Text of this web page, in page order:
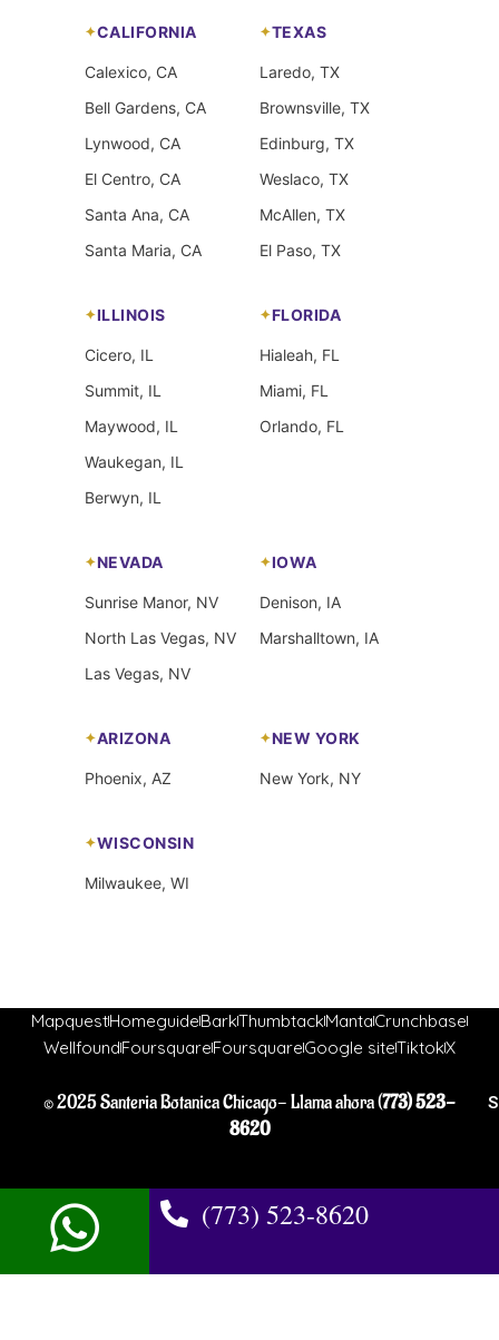
CALIFORNIA
Calexico, CA
Bell Gardens, CA
Lynwood, CA
El Centro, CA
Santa Ana, CA
Santa Maria, CA
TEXAS
Laredo, TX
Brownsville, TX
Edinburg, TX
Weslaco, TX
McAllen, TX
El Paso, TX
ILLINOIS
Cicero, IL
Summit, IL
Maywood, IL
Waukegan, IL
Berwyn, IL
FLORIDA
Hialeah, FL
Miami, FL
Orlando, FL
NEVADA
Sunrise Manor, NV
North Las Vegas, NV
Las Vegas, NV
IOWA
Denison, IA
Marshalltown, IA
ARIZONA
Phoenix, AZ
NEW YORK
New York, NY
WISCONSIN
Milwaukee, WI
MapquestHomeguideBarkThumbtackMantaCrunchbase
WellfoundFoursquareFoursquareGoogle siteTiktokX
© 2025 Santeria Botanica Chicago- Llama ahora (773) 523-
8620
(773) 523-8620